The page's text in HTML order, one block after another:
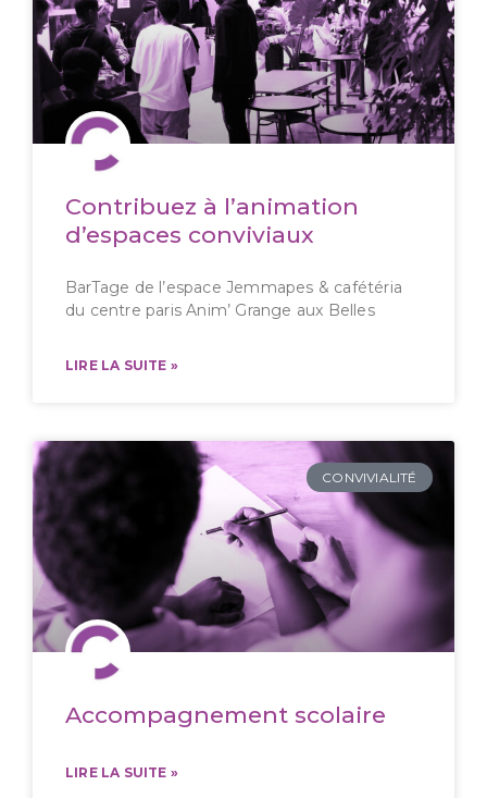
Contribuez à l’animation
d’espaces conviviaux
BarTage de l’espace Jemmapes & cafétéria
du centre paris Anim’ Grange aux Belles
LIRE LA SUITE »
CONVIVIALITÉ
Accompagnement scolaire
LIRE LA SUITE »